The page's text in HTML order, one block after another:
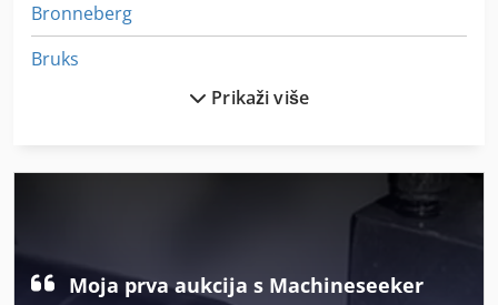
Bronneberg
Bruks
Hranjenje Tehnologija
Prikaži više
Moja prva aukcija s Machineseeker